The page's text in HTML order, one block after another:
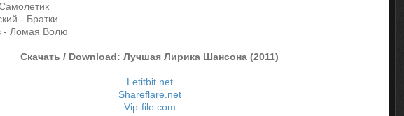
- Братки
- Ломая Волю
Скачать / Download: Лучшая Лирика Шансона (2011)
Letitbit.net
Shareflare.net
Vip-file.com